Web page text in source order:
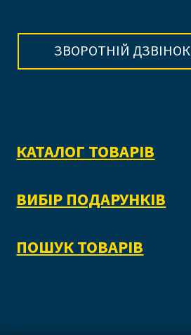
ЗВОРОТНІЙ ДЗВІНОК
КАТАЛОГ ТОВАРІВ
ВИБІР ПОДАРУНКІВ
ПОШУК ТОВАРІВ